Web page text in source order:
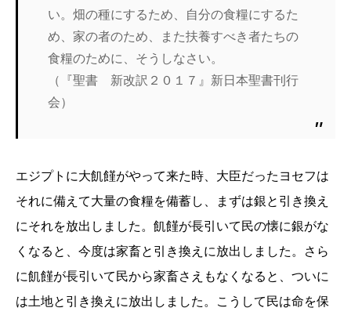
い。畑の種にするため、自分の食糧にするた
め、家の者のため、また扶養すべき者たちの
食糧のために、そうしなさい。
（『聖書 新改訳２０１７』新日本聖書刊行
会）
エジプトに大飢饉がやって来た時、大臣だったヨセフは
それに備えて大量の食糧を備蓄し、まずは銀と引き換え
にそれを放出しました。飢饉が長引いて民の懐に銀がな
くなると、今度は家畜と引き換えに放出しました。さら
に飢饉が長引いて民から家畜さえもなくなると、ついに
は土地と引き換えに放出しました。こうして民は命を保